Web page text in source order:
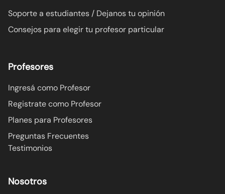
Soporte a estudiantes / Dejanos tu opinión
Consejos para elegir tu profesor particular
Profesores
Ingresá como Profesor
Registrate como Profesor
Planes para Profesores
Preguntas Frecuentes
Testimonios
Nosotros